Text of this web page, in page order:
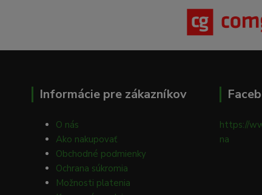
Informácie pre zákazníkov
O nás
Ako nakupovať
Obchodné podmienky
Ochrana súkromia
Možnosti platenia
https://
na